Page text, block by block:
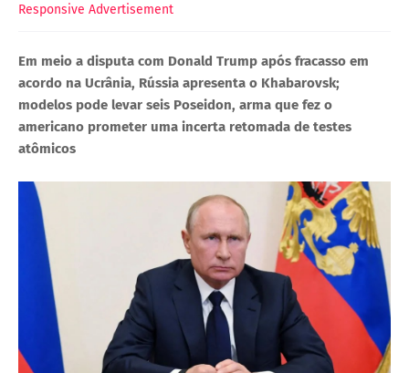
Responsive Advertisement
Em meio a disputa com Donald Trump após fracasso em
acordo na Ucrânia, Rússia apresenta o Khabarovsk;
modelos pode levar seis Poseidon, arma que fez o
americano prometer uma incerta retomada de testes
atômicos